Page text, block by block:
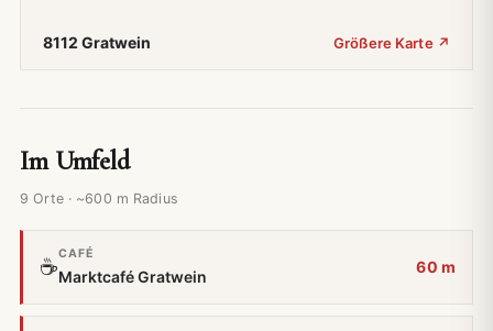
8112 Gratwein Größere Karte ↗
Im Umfeld
9 Orte · ~600 m Radius
☕
CAFÉ
Marktcafé Gratwein
60 m